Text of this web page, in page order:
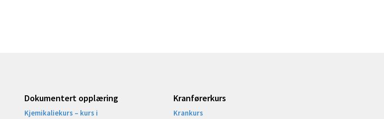
Dokumentert opplæring
Kjemikaliekurs – kurs i
Kranførerkurs
Krankurs